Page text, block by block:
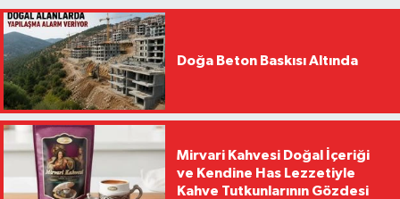
Doğa Beton Baskısı Altında
Mirvari Kahvesi Doğal İçeriği
ve Kendine Has Lezzetiyle
Kahve Tutkunlarının Gözdesi